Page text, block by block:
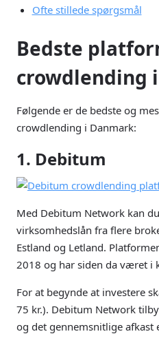
Ofte stillede spørgsmål
Bedste
crowdlending
Følgende er de bedste og
crowdlending i Danmark:
1. Debitum
Med Debitum Network kan
virksomhedslån fra flere
Estland og Letland.
2018 og har siden da været i
For at begynde at investere
75 kr.). Debitum Network
og det gennemsnitlige afkast